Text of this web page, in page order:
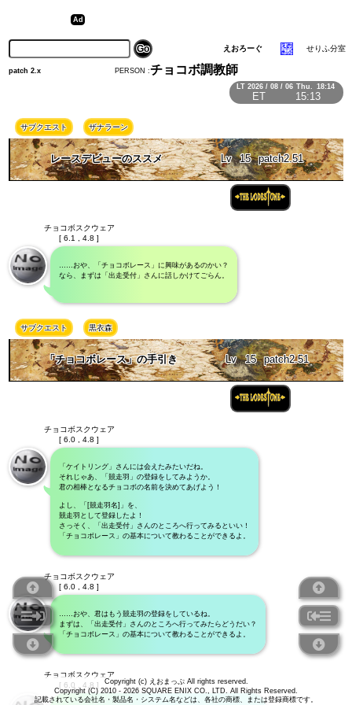
Copyright (c) えおまっぷ All rights reserved.
Copyright (C) 2010 - 2026 SQUARE ENIX CO., LTD. All Rights Reserved.
記載されている会社名・製品名・システム名などは、各社の商標、または登録商標です。
LT 2026 / 08 / 06 Thu. 18:14
ET 15:13
えおろーぐ せりふ分室
PERSON :チョコボ調教師
patch 2.x
サブクエスト ザナラーン
レースデビューのススメ Lv 15 patch2.51
チョコボスクウェア
[ 6.1 , 4.8 ]
……おや、「チョコボレース」に興味があるのかい？
なら、まずは「出走受付」さんに話しかけてごらん。
サブクエスト 黒衣森
「チョコボレース」の手引き Lv 15 patch2.51
チョコボスクウェア
[ 6.0 , 4.8 ]
「ケイトリング」さんには会えたみたいだね。
それじゃあ、「競走羽」の登録をしてみようか。
君の相棒となるチョコボの名前を決めてあげよう！
よし、「[競走羽名]」を、
競走羽として登録したよ！
さっそく、「出走受付」さんのところへ行ってみるといい！
「チョコボレース」の基本について教わることができるよ。
チョコボスクウェア
[ 6.0 , 4.8 ]
……おや、君はもう競走羽の登録をしているね。
まずは、「出走受付」さんのところへ行ってみたらどうだい？
「チョコボレース」の基本について教わることができるよ。
チョコボスクウェア
[ 6.0 , 4.8 ]